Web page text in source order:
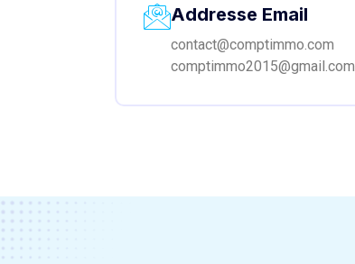
Addresse Email
contact@comptimmo.com
comptimmo2015@gmail.com